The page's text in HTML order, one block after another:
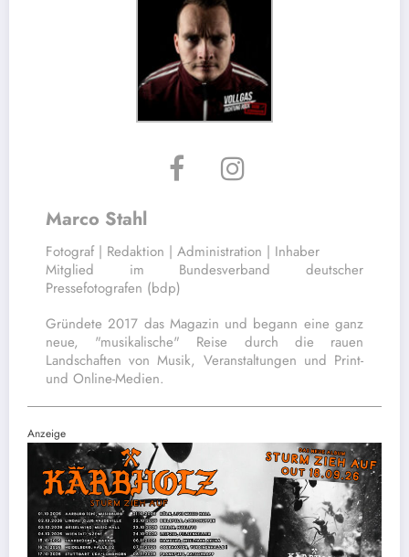
Marco Stahl
Fotograf | Redaktion | Administration | Inhaber
Mitglied im Bundesverband deutscher
Pressefotografen (bdp)
Gründete 2017 das Magazin und begann eine ganz
neue, "musikalische" Reise durch die rauen
Landschaften von Musik, Veranstaltungen und Print-
und Online-Medien.
Anzeige